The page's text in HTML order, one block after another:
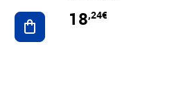
Ajouter au panier
18,24€